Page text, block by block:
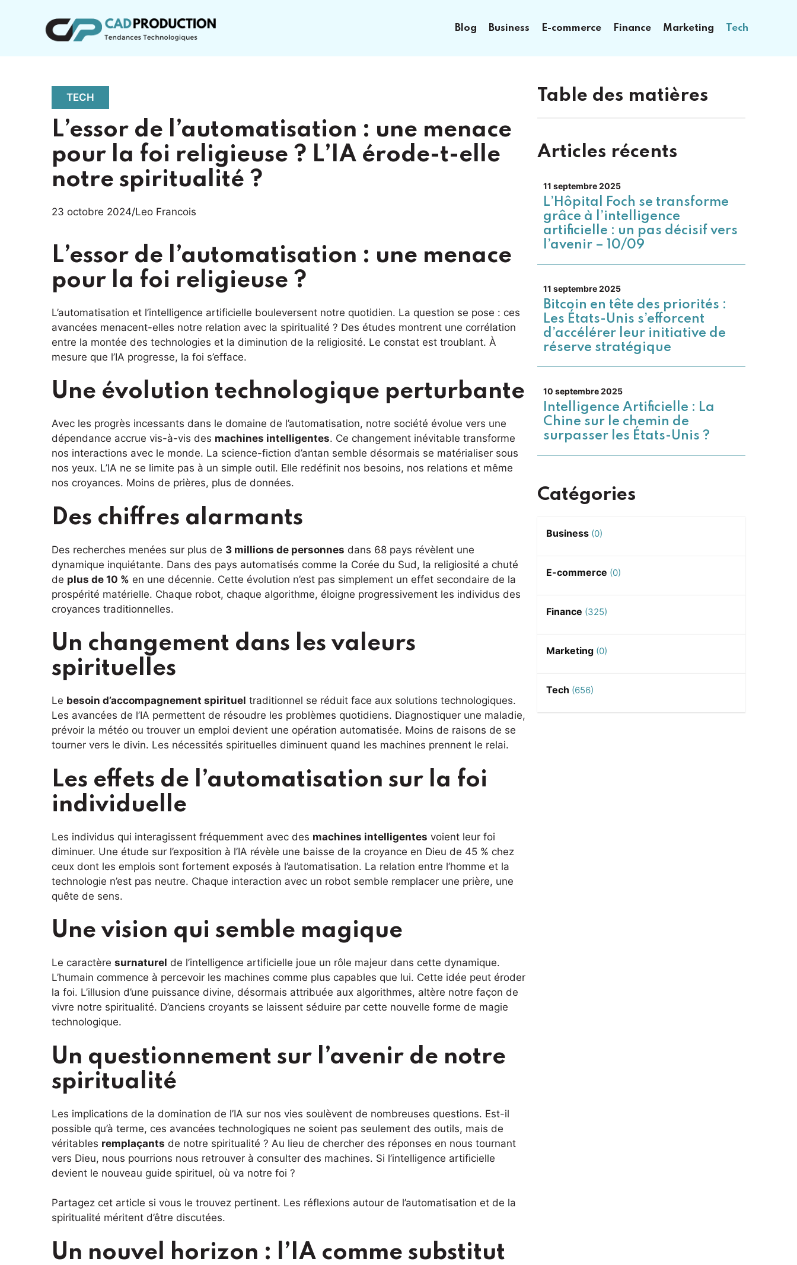
Blog Business E-commerce Finance Marketing Tech
TECH
L’essor de l’automatisation : une menace
pour la foi religieuse ? L’IA érode-t-elle
notre spiritualité ?
23 octobre 2024/Leo Francois
L’essor de l’automatisation : une menace
pour la foi religieuse ?
L’automatisation et l’intelligence artificielle bouleversent notre quotidien. La question se pose : ces
avancées menacent-elles notre relation avec la spiritualité ? Des études montrent une corrélation
entre la montée des technologies et la diminution de la religiosité. Le constat est troublant. À
mesure que l’IA progresse, la foi s’efface.
Une évolution technologique perturbante
Avec les progrès incessants dans le domaine de l’automatisation, notre société évolue vers une
dépendance accrue vis-à-vis des machines intelligentes. Ce changement inévitable transforme
nos interactions avec le monde. La science-fiction d’antan semble désormais se matérialiser sous
nos yeux. L’IA ne se limite pas à un simple outil. Elle redéfinit nos besoins, nos relations et même
nos croyances. Moins de prières, plus de données.
Des chiffres alarmants
Des recherches menées sur plus de 3 millions de personnes dans 68 pays révèlent une
dynamique inquiétante. Dans des pays automatisés comme la Corée du Sud, la religiosité a chuté
de plus de 10 % en une décennie. Cette évolution n’est pas simplement un effet secondaire de la
prospérité matérielle. Chaque robot, chaque algorithme, éloigne progressivement les individus des
croyances traditionnelles.
Un changement dans les valeurs
spirituelles
Le besoin d’accompagnement spirituel traditionnel se réduit face aux solutions technologiques.
Les avancées de l’IA permettent de résoudre les problèmes quotidiens. Diagnostiquer une maladie,
prévoir la météo ou trouver un emploi devient une opération automatisée. Moins de raisons de se
tourner vers le divin. Les nécessités spirituelles diminuent quand les machines prennent le relai.
Les effets de l’automatisation sur la foi
individuelle
Les individus qui interagissent fréquemment avec des machines intelligentes voient leur foi
diminuer. Une étude sur l’exposition à l’IA révèle une baisse de la croyance en Dieu de 45 % chez
ceux dont les emplois sont fortement exposés à l’automatisation. La relation entre l’homme et la
technologie n’est pas neutre. Chaque interaction avec un robot semble remplacer une prière, une
quête de sens.
Une vision qui semble magique
Le caractère surnaturel de l’intelligence artificielle joue un rôle majeur dans cette dynamique.
L’humain commence à percevoir les machines comme plus capables que lui. Cette idée peut éroder
la foi. L’illusion d’une puissance divine, désormais attribuée aux algorithmes, altère notre façon de
vivre notre spiritualité. D’anciens croyants se laissent séduire par cette nouvelle forme de magie
technologique.
Un questionnement sur l’avenir de notre
spiritualité
Les implications de la domination de l’IA sur nos vies soulèvent de nombreuses questions. Est-il
possible qu’à terme, ces avancées technologiques ne soient pas seulement des outils, mais de
véritables remplaçants de notre spiritualité ? Au lieu de chercher des réponses en nous tournant
vers Dieu, nous pourrions nous retrouver à consulter des machines. Si l’intelligence artificielle
devient le nouveau guide spirituel, où va notre foi ?
Partagez cet article si vous le trouvez pertinent. Les réflexions autour de l’automatisation et de la
spiritualité méritent d’être discutées.
Un nouvel horizon : l’IA comme substitut
Table des matières
Articles récents
11 septembre 2025
L’Hôpital Foch se transforme
grâce à l’intelligence
artificielle : un pas décisif vers
l’avenir – 10/09
11 septembre 2025
Bitcoin en tête des priorités :
Les États-Unis s’efforcent
d’accélérer leur initiative de
réserve stratégique
10 septembre 2025
Intelligence Artificielle : La
Chine sur le chemin de
surpasser les États-Unis ?
Catégories
Business (0)
E-commerce (0)
Finance (325)
Marketing (0)
Tech (656)